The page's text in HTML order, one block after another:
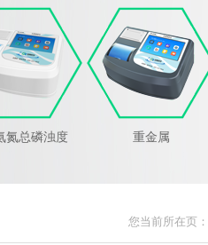
氮总磷浊度 重金属
您当前所在页：